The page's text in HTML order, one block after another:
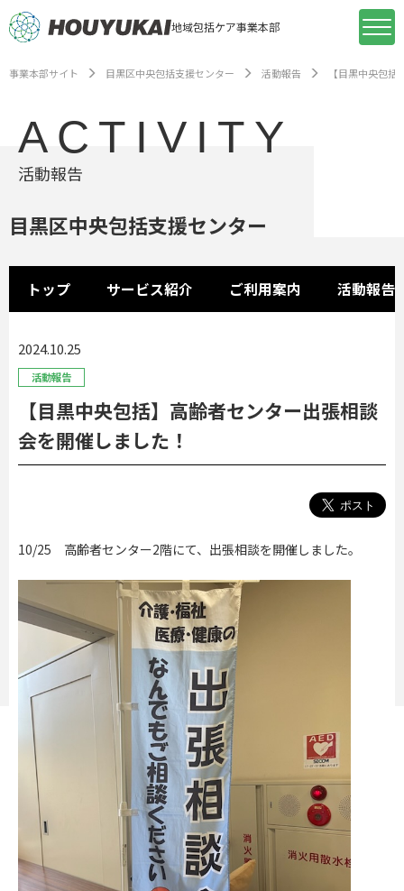
地域包括ケア事業本部
事業本部サイト 目黒区中央包括支援センター 活動報告 【目黒中央包
ACTIVITY
活動報告
目黒区中央包括支援センター
トップ サービス紹介 ご利用案内 活動報告
2024.10.25
活動報告
【目黒中央包括】高齢者センター出張相談
会を開催しました！
10/25 高齢者センター2階にて、出張相談を開催しました。